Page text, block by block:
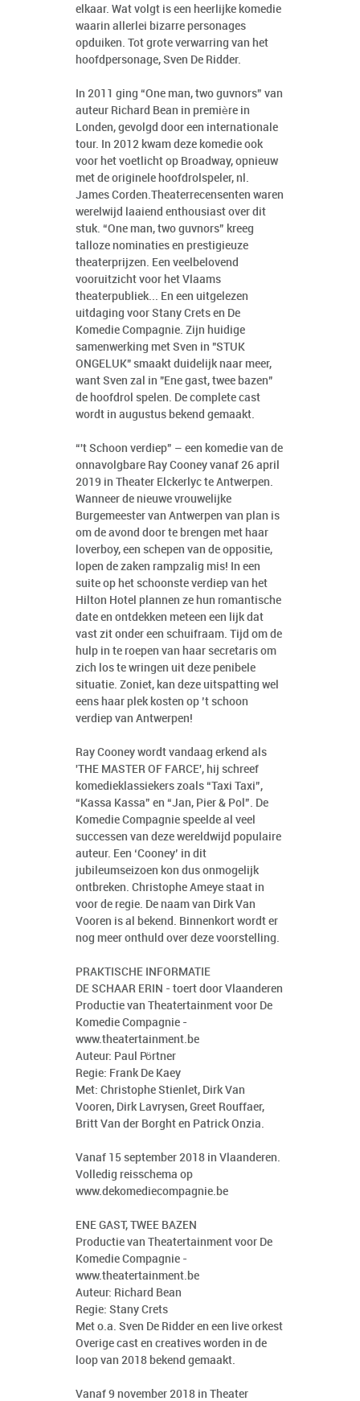
elkaar. Wat volgt is een heerlijke komedie
waarin allerlei bizarre personages
opduiken. Tot grote verwarring van het
hoofdpersonage, Sven De Ridder.
In 2011 ging “One man, two guvnors” van
auteur Richard Bean in première in
Londen, gevolgd door een internationale
tour. In 2012 kwam deze komedie ook
voor het voetlicht op Broadway, opnieuw
met de originele hoofdrolspeler, nl.
James Corden.Theaterrecensenten waren
werelwijd laaiend enthousiast over dit
stuk. “One man, two guvnors” kreeg
talloze nominaties en prestigieuze
theaterprijzen. Een veelbelovend
vooruitzicht voor het Vlaams
theaterpubliek... En een uitgelezen
uitdaging voor Stany Crets en De
Komedie Compagnie. Zijn huidige
samenwerking met Sven in "STUK
ONGELUK" smaakt duidelijk naar meer,
want Sven zal in "Ene gast, twee bazen"
de hoofdrol spelen. De complete cast
wordt in augustus bekend gemaakt.
“'t Schoon verdiep” – een komedie van de
onnavolgbare Ray Cooney vanaf 26 april
2019 in Theater Elckerlyc te Antwerpen.
Wanneer de nieuwe vrouwelijke
Burgemeester van Antwerpen van plan is
om de avond door te brengen met haar
loverboy, een schepen van de oppositie,
lopen de zaken rampzalig mis! In een
suite op het schoonste verdiep van het
Hilton Hotel plannen ze hun romantische
date en ontdekken meteen een lijk dat
vast zit onder een schuifraam. Tijd om de
hulp in te roepen van haar secretaris om
zich los te wringen uit deze penibele
situatie. Zoniet, kan deze uitspatting wel
eens haar plek kosten op ’t schoon
verdiep van Antwerpen!
Ray Cooney wordt vandaag erkend als
'THE MASTER OF FARCE', hij schreef
komedieklassiekers zoals “Taxi Taxi”,
“Kassa Kassa” en “Jan, Pier & Pol”. De
Komedie Compagnie speelde al veel
successen van deze wereldwijd populaire
auteur. Een ‘Cooney’ in dit
jubileumseizoen kon dus onmogelijk
ontbreken. Christophe Ameye staat in
voor de regie. De naam van Dirk Van
Vooren is al bekend. Binnenkort wordt er
nog meer onthuld over deze voorstelling.
PRAKTISCHE INFORMATIE
DE SCHAAR ERIN - toert door Vlaanderen
Productie van Theatertainment voor De
Komedie Compagnie -
www.theatertainment.be
Auteur: Paul Pörtner
Regie: Frank De Kaey
Met: Christophe Stienlet, Dirk Van
Vooren, Dirk Lavrysen, Greet Rouffaer,
Britt Van der Borght en Patrick Onzia.
Vanaf 15 september 2018 in Vlaanderen.
Volledig reisschema op
www.dekomediecompagnie.be
ENE GAST, TWEE BAZEN
Productie van Theatertainment voor De
Komedie Compagnie -
www.theatertainment.be
Auteur: Richard Bean
Regie: Stany Crets
Met o.a. Sven De Ridder en een live orkest
Overige cast en creatives worden in de
loop van 2018 bekend gemaakt.
Vanaf 9 november 2018 in Theater